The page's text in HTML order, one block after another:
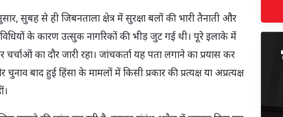
सुबह से ही जिबनताला क्षेत्र में सुरक्षा बलों की भारी तैनाती और
के कारण उत्सुक नागरिकों की भीड़ जुट गई थी। पूरे इलाके में
चर्चाओं का दौर जारी रहा। जांचकर्ता यह पता लगाने का प्रयास कर
बाद हुई हिंसा के मामलों में किसी प्रकार की प्रत्यक्ष या अप्रत्यक्ष